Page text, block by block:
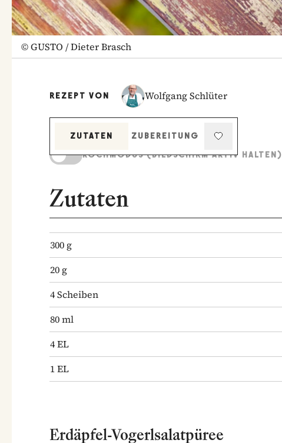
©GUSTO / Dieter Brasch
REZEPT VON Wolfgang Schlüter
ZUTATEN
ZUBEREITUNG
KOCHMODUS (BILDSCHIRM AKTIV HALTEN)
Zutaten
300 g
20 g
4Scheiben
80ml
4EL
1EL
Erdäpfel-Vogerlsalatpüree